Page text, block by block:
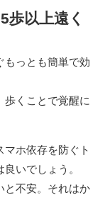
歩以上遠く
もっとも簡単で効
歩くことで覚醒に
マホ依存を防ぐト
いでしょう。
と不安。それはか